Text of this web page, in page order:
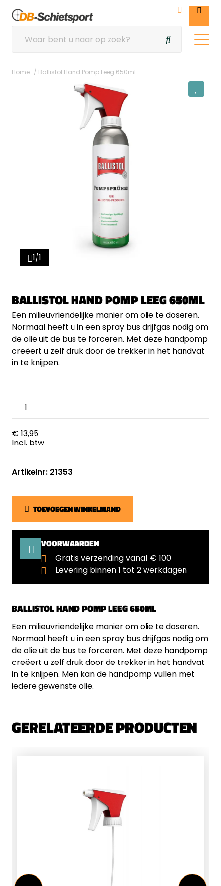
Home Ballistol Hand Pomp Leeg 650ml
BALLISTOL HAND POMP LEEG 650ML
Een milieuvriendelijke manier om olie te doseren.
Normaal heeft u in een spray bus drijfgas nodig om
de olie uit de bus te forceren. Met deze handpomp
creëert u zelf druk door de trekker in het handvat
in te knijpen. Men kan de handpomp vullen met
iedere gewenste olie.
1/1
BALLISTOL HAND POMP LEEG 650ML
Een milieuvriendelijke manier om olie te doseren.
Normaal heeft u in een spray bus drijfgas nodig om
de olie uit de bus te forceren. Met deze handpomp
creëert u zelf druk door de trekker in het handvat
in te knijpen.
€ 13,95
Incl. btw
Artikelnr: 21353
TOEVOEGEN WINKELMAND
VOORWAARDEN
Gratis verzending vanaf € 100
Levering binnen 1 tot 2 werkdagen
GERELATEERDE PRODUCTEN